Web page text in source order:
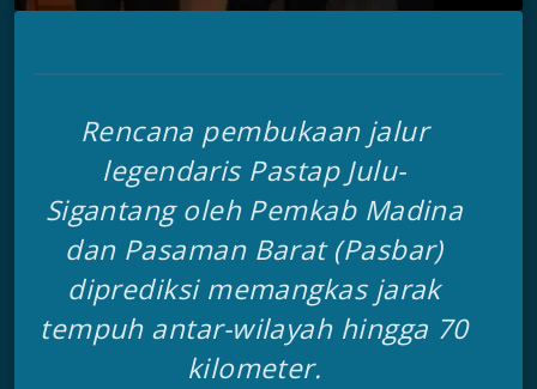
Rencana pembukaan jalur
legendaris Pastap Julu-
Sigantang oleh Pemkab Madina
dan Pasaman Barat (Pasbar)
diprediksi memangkas jarak
tempuh antar-wilayah hingga 70
kilometer.